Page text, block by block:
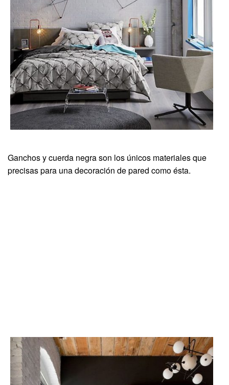
Ganchos y cuerda negra son los únicos materiales que
precisas para una decoración de pared como ésta.